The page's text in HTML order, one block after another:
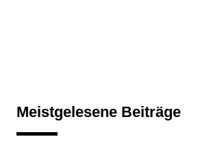
Meistgelesene Beiträge